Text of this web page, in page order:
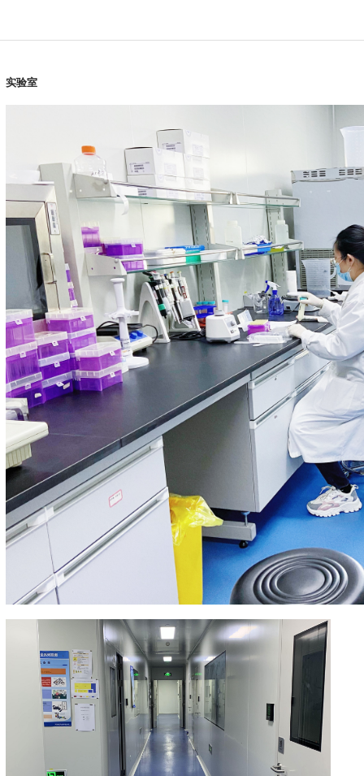
实验室